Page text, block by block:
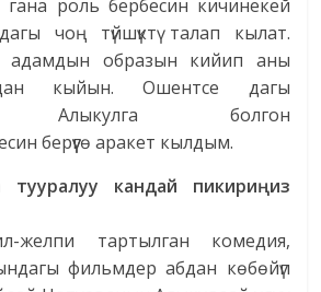
роль бербесин кичинекей
чоң түйшүктү талап кылат.
адамдын образын кийип аны
кыйын. Ошентсе дагы
Алыкулга болгон
берүүгө аракет кылдым.
тууралуу кандай пикириңиз
тартылган комедия,
фильмдер абдан көбөйүп